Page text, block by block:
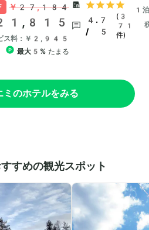
￥27,184
21,815
ビス料：￥2,945
最大5% たまる
4.7
/ 5
(3
71
件)
1泊
ミのホテルをみる
すめの観光スポット